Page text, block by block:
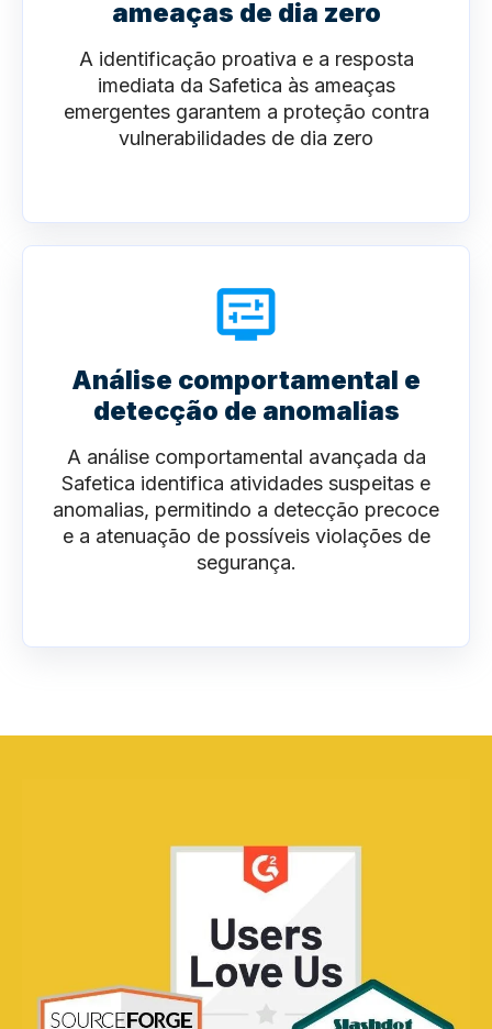
ameaças de dia zero
A identificação proativa e a resposta
imediata da Safetica às ameaças
emergentes garantem a proteção contra
vulnerabilidades de dia zero
Análise comportamental e
detecção de anomalias
A análise comportamental avançada da
Safetica identifica atividades suspeitas e
anomalias, permitindo a detecção precoce
e a atenuação de possíveis violações de
segurança.